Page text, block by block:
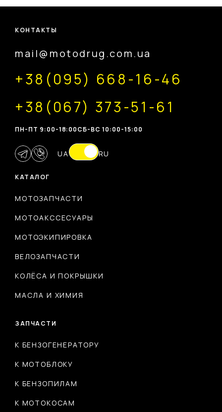
КАТАЛОГ
МОТОЗАПЧАСТИ
МОТОАКССЕСУАРЫ
МОТОЭКИПИРОВКА
ВЕЛОЗАПЧАСТИ
КОЛЁСА И ПОКРЫШКИ
МАСЛА И ХИМИЯ
ЗАПЧАСТИ
К БЕНЗОГЕНЕРАТОРУ
К МОТОБЛОКУ
К БЕНЗОПИЛАМ
К МОТОКОСАМ
КОНТАКТЫ
mail@motodrug.com.ua
+38(095) 668-16-46
+38(067) 373-51-61
ПН-ПТ 9:00-18:00CБ-ВС 10:00-15:00
UA RU